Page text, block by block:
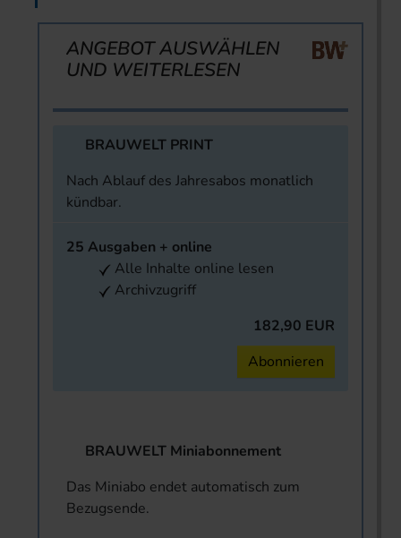
ANGEBOT AUSWÄHLEN
UND WEITERLESEN
BRAUWELT PRINT
Nach Ablauf des Jahresabos monatlich
kündbar.
25 Ausgaben + online
Alle Inhalte online lesen
Archivzugriff
182,90 EUR
Abonnieren
BRAUWELT Miniabonnement
Das Miniabo endet automatisch zum
Bezugsende.